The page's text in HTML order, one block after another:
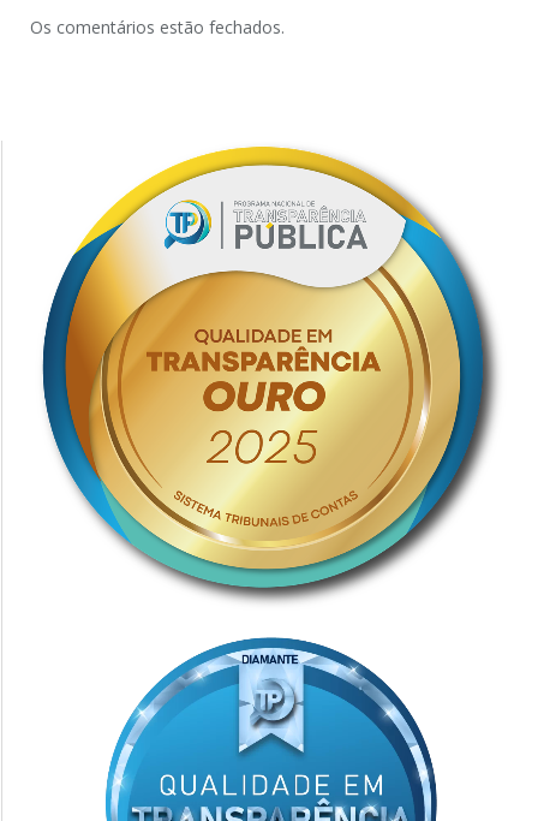
Os comentários estão fechados.